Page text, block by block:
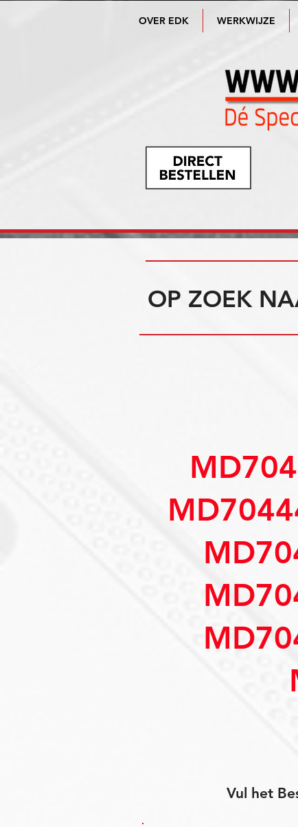
OVER EDK WERKWIJZE
OP ZOEK
Vul het